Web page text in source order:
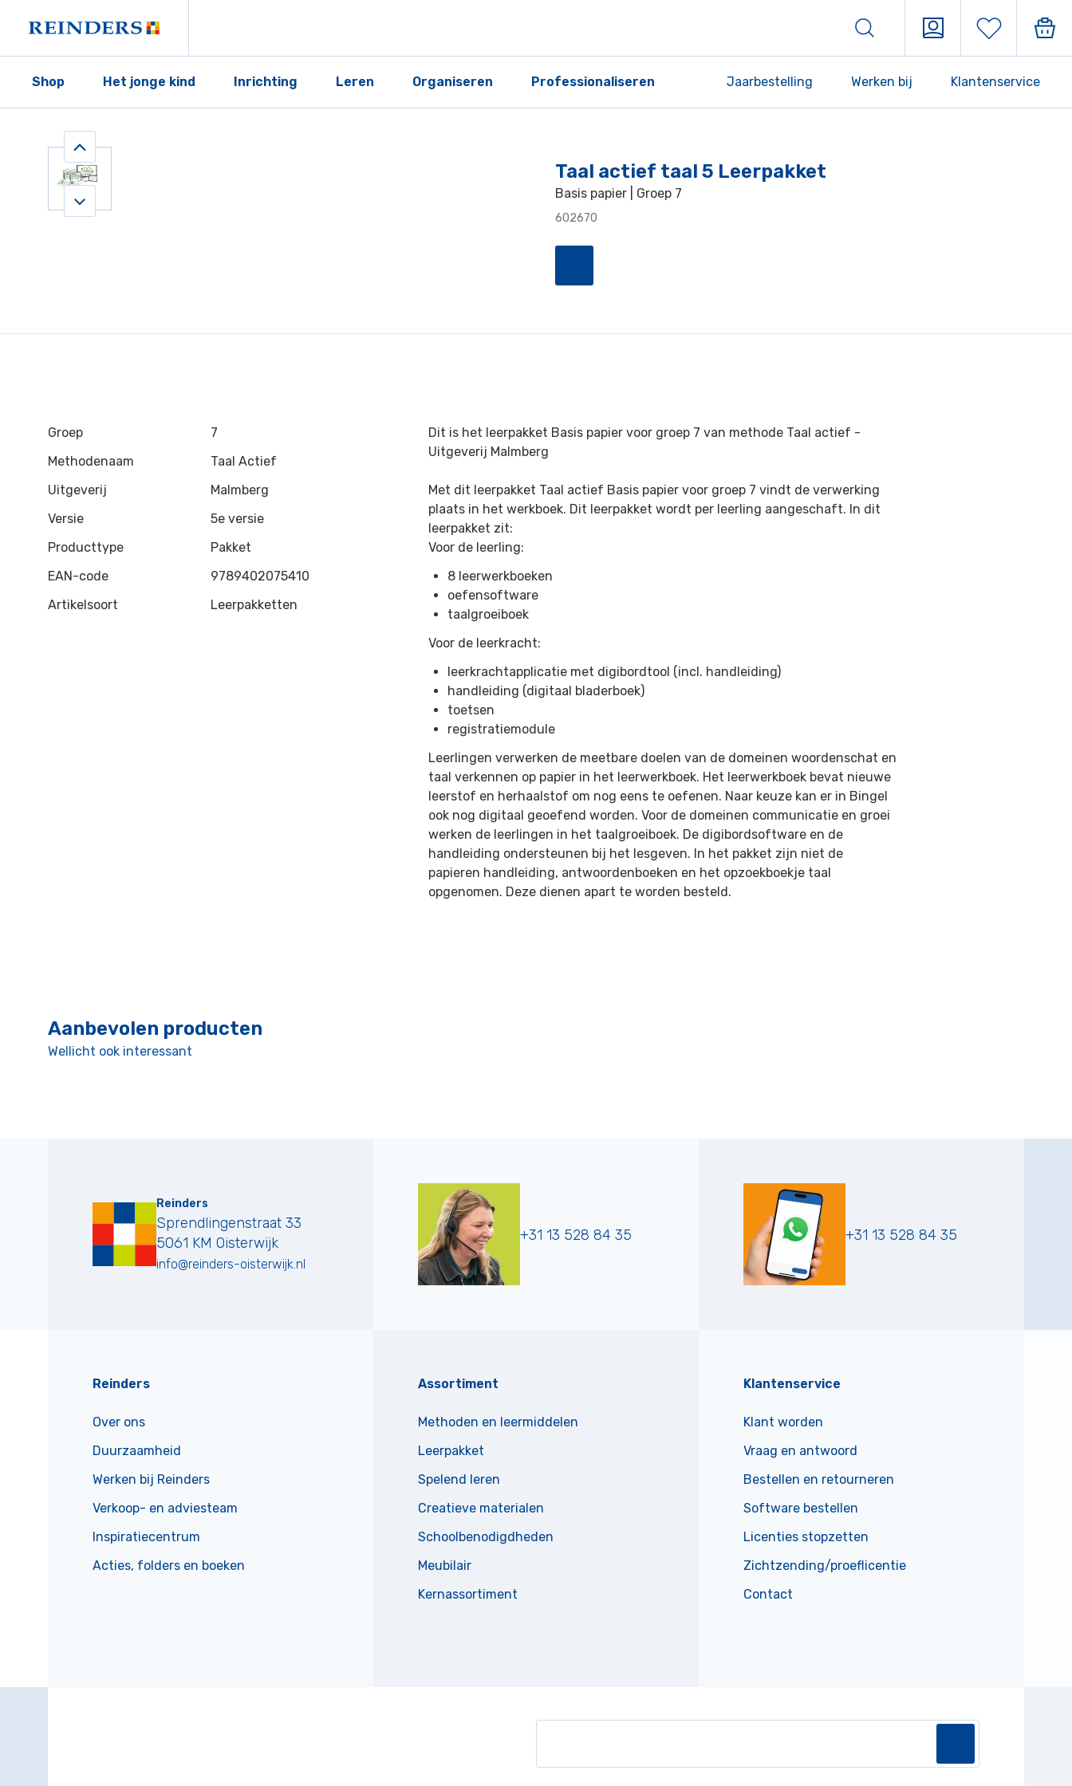
Shop Het jonge kind Inrichting Leren Organiseren Professionaliseren Jaarbestelling Werken bij Klantenservice
Taal actief taal 5 Leerpakket
Basis papier | Groep 7
602670
Groep
7
Methodenaam
Taal Actief
Uitgeverij
Malmberg
Versie
5e versie
Producttype
Pakket
EAN-code
9789402075410
Artikelsoort
Leerpakketten
Dit is het leerpakket Basis papier voor groep 7 van methode Taal actief -
Uitgeverij Malmberg
Met dit leerpakket Taal actief Basis papier voor groep 7 vindt de verwerking
plaats in het werkboek. Dit leerpakket wordt per leerling aangeschaft. In dit
leerpakket zit:
Voor de leerling:
8 leerwerkboeken
oefensoftware
taalgroeiboek
Voor de leerkracht:
leerkrachtapplicatie met digibordtool (incl. handleiding)
handleiding (digitaal bladerboek)
toetsen
registratiemodule
Leerlingen verwerken de meetbare doelen van de domeinen woordenschat en
taal verkennen op papier in het leerwerkboek. Het leerwerkboek bevat nieuwe
leerstof en herhaalstof om nog eens te oefenen. Naar keuze kan er in Bingel
ook nog digitaal geoefend worden. Voor de domeinen communicatie en groei
werken de leerlingen in het taalgroeiboek. De digibordsoftware en de
handleiding ondersteunen bij het lesgeven. In het pakket zijn niet de
papieren handleiding, antwoordenboeken en het opzoekboekje taal
opgenomen. Deze dienen apart te worden besteld.
Aanbevolen producten
Wellicht ook interessant
Reinders
Sprendlingenstraat 33
5061 KM Oisterwijk
info@reinders-oisterwijk.nl
+31 13 528 84 35 +31 13 528 84 35
Reinders
Over ons
Duurzaamheid
Werken bij Reinders
Verkoop- en adviesteam
Inspiratiecentrum
Acties, folders en boeken
Assortiment
Methoden en leermiddelen
Leerpakket
Spelend leren
Creatieve materialen
Schoolbenodigdheden
Meubilair
Kernassortiment
Klantenservice
Klant worden
Vraag en antwoord
Bestellen en retourneren
Software bestellen
Licenties stopzetten
Zichtzending/proeflicentie
Contact